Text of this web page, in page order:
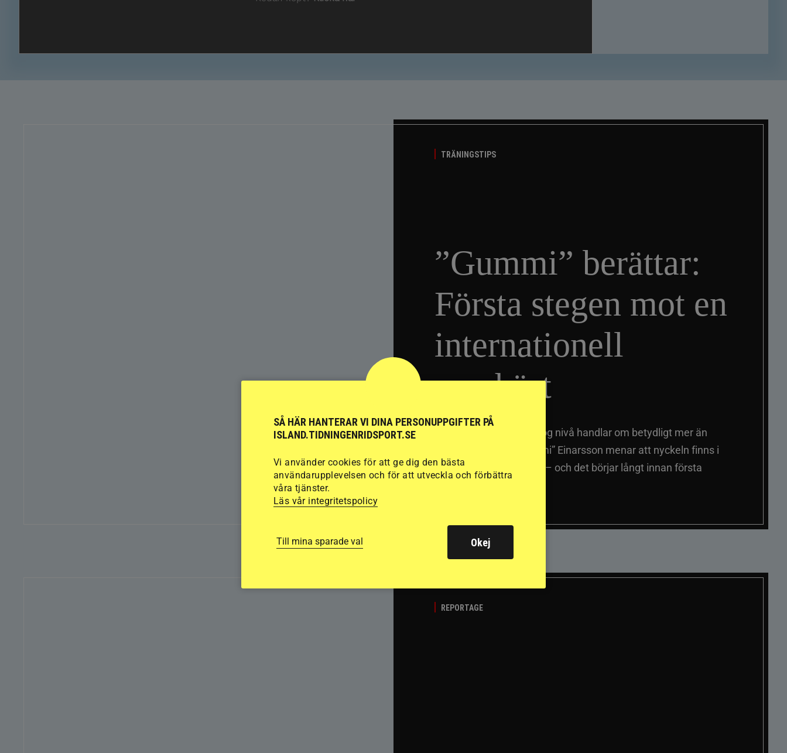
TRÄNINGSTIPS
”Gummi” berättar:
Första stegen mot en
internationell
passhäst
Att rida pass på hög nivå handlar om betydligt mer än
fart. Guðmundur “Gummi” Einarsson menar att nyckeln finns i
det många hoppar över – och det börjar långt innan första
REPORTAGE
SÅ HÄR HANTERAR VI DINA PERSONUPPGIFTER PÅ
ISLAND.TIDNINGENRIDSPORT.SE
Vi använder cookies för att ge dig den bästa
användarupplevelsen och för att utveckla och förbättra
våra tjänster.
Läs vår integritetspolicy
Till mina sparade val Okej